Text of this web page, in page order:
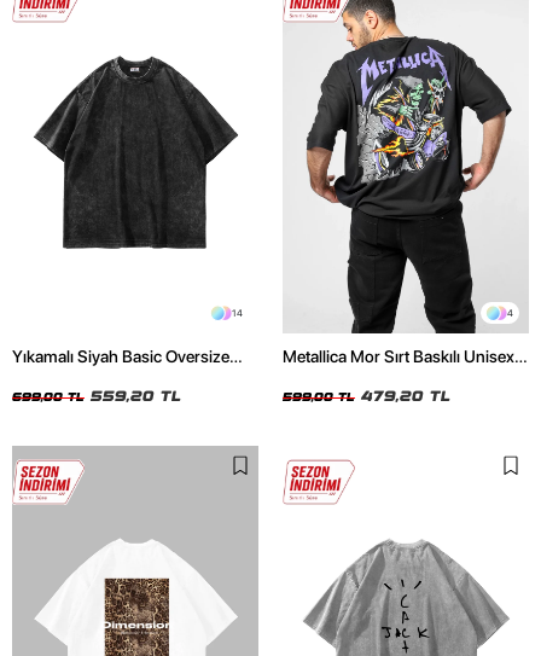
14
Yıkamalı Siyah Basic Oversize
699,00 TL 559,20 TL
4
Metallica Mor Sırt Baskılı Unisex
599,00 TL 479,20 TL